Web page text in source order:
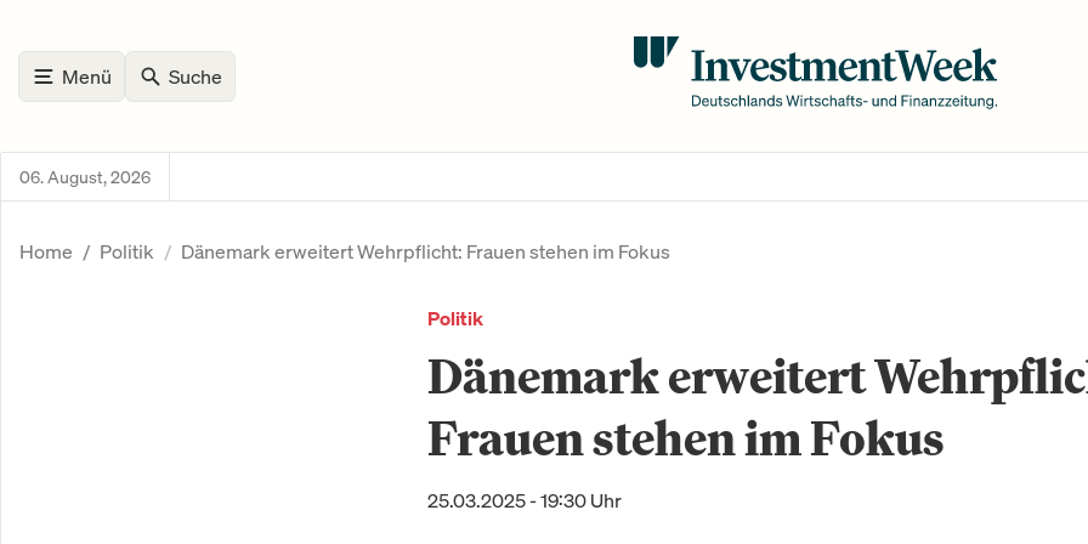
Menü Suche
06. August, 2026
Home Politik Dänemark erweitert Wehrpflicht: Frauen stehen im Fokus
Politik
Dänemark erweitert
Frauen stehen im Fokus
25.03.2025 - 19:30 Uhr